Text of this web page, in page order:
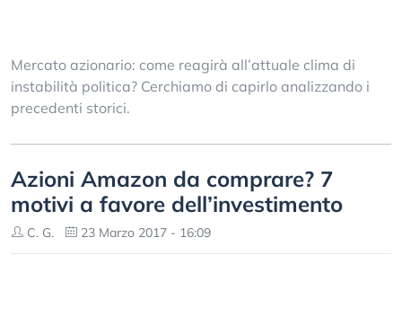
Mercato azionario: come reagirà all’attuale clima di
instabilità politica? Cerchiamo di capirlo analizzando i
precedenti storici.
Azioni Amazon da comprare? 7
motivi a favore dell’investimento
C. G. 23 Marzo 2017 - 16:09